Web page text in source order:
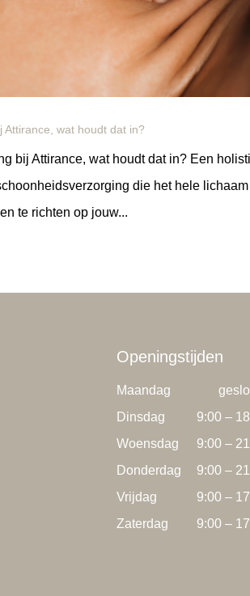
Attirance, wat houdt dat in?
bij Attirance, wat houdt dat in? Een
die het hele
te richten op jouw...
Openingstijden
Maandag
Dinsdag
9:00 –
Woensdag
9:00 –
Donderdag
9:00 –
Vrijdag
9:00 –
Zaterdag
9:00 –